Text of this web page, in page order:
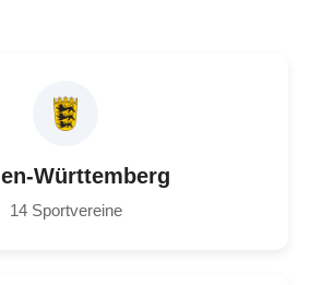
Württemberg
14 Sportvereine